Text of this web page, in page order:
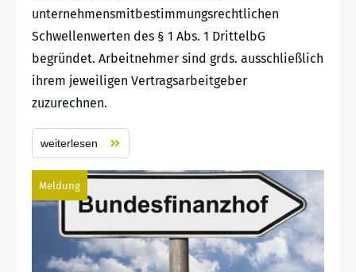
unternehmensmitbestimmungsrechtlichen
Schwellenwerten des § 1 Abs. 1 DrittelbG
begründet. Arbeitnehmer sind grds. ausschließlich
ihrem jeweiligen Vertragsarbeitgeber
zuzurechnen.
weiterlesen
Meldung